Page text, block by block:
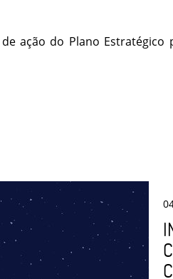
ação do Plano Estratégico